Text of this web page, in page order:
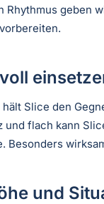
Rhythmus geben
Slice den
und flach kann
Besonders
und